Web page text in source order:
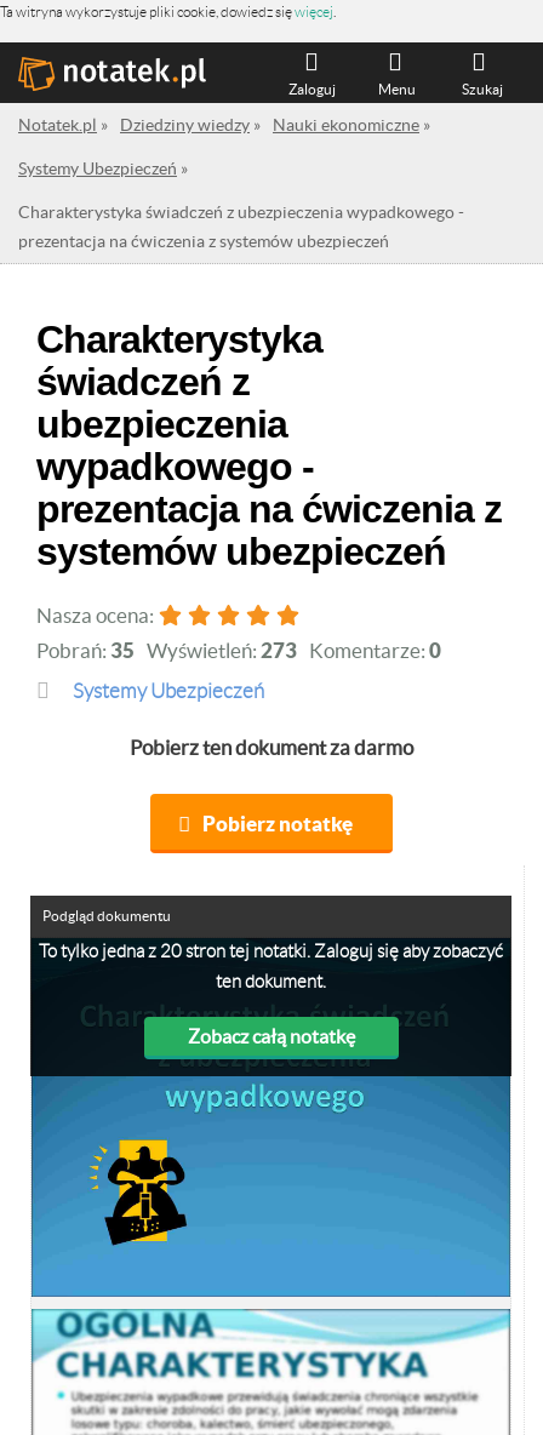
Ta witryna wykorzystuje pliki cookie, dowiedz sięwięcej
Szukaj
Menu
Zaloguj
Notatek.pl » Dziedziny wiedzy » Nauki ekonomiczne »
Systemy Ubezpieczeń »
Charakterystyka świadczeń z ubezpieczenia wypadkowego -
prezentacja na ćwiczenia z systemów ubezpieczeń
Charakterystyka
świadczeń z
ubezpieczenia
wypadkowego -
prezentacja na ćwiczenia z
systemów ubezpieczeń
Nasza ocena:
Pobrań: 35 Wyświetleń: 273 Komentarze: 0
Systemy Ubezpieczeń
Pobierz ten dokument za darmo
Pobierz notatkę
To tylko jedna z 20 stron tej notatki. Zaloguj się aby zobaczyć
ten dokument.
Zobacz całą notatkę
Podgląd dokumentu